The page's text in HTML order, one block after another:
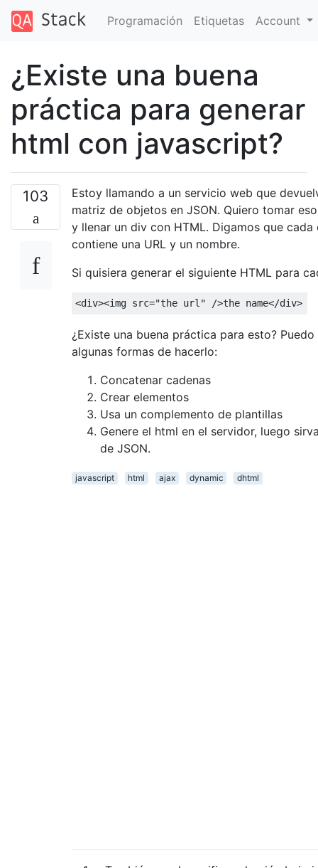
Programación Etiquetas Account
¿Existe una buena
práctica para generar
html con javascript?
103
Estoy llamando a un servicio web que
matriz de objetos en JSON. Quiero tomar
y llenar un div con HTML. Digamos que cada
contiene una URL y un nombre.
Si quisiera generar el siguiente HTML para
<div><img src="the url" />the name</div>
¿Existe una buena práctica para esto? Puedo
algunas formas de hacerlo:
Concatenar cadenas
Crear elementos
Usa un complemento de plantillas
Genere el html en el servidor, luego
de JSON.
javascript html ajax dynamic dhtml